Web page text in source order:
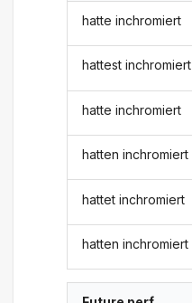
hatte inchromiert
hattest inchromiert
hatte inchromiert
hatten inchromiert
hattet inchromiert
hatten inchromiert